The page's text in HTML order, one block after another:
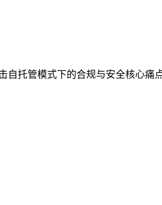
托管模式下的合规与安全核心